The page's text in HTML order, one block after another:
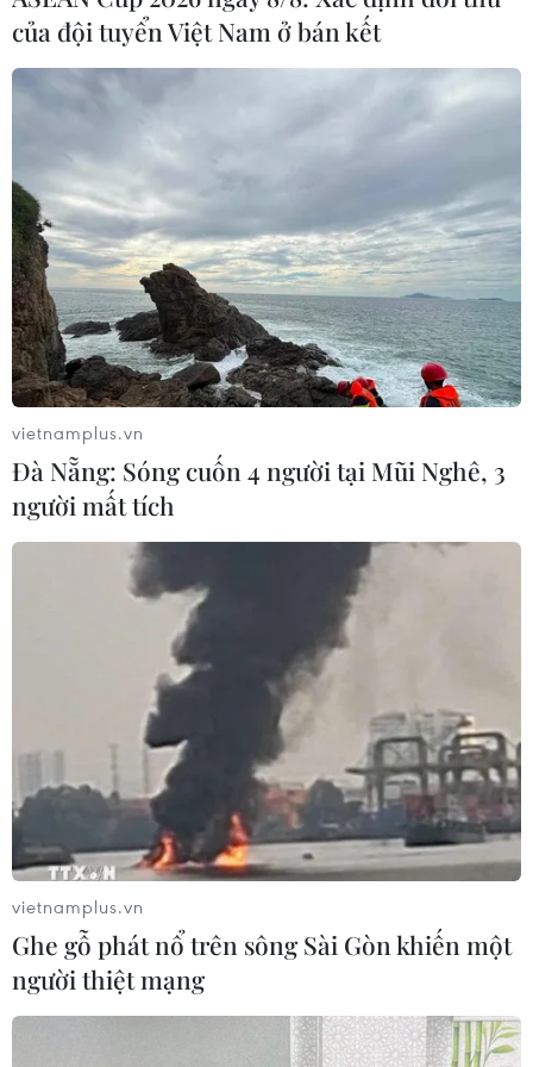
Năng lượng tiết kiệm và hiệu quả
12/12/2023 09:21
Giải thưởng báo chí tuyên truyền về Sử dụng Năng
lượng tiết kiệm và hiệu quả đóng góp tích cực cho công
tác nâng cao nhận thức của người dân, doanh nghiệp,
cơ quan Nhà nước ở lĩnh vực này.
của đội tuyển Việt Nam ở bán kết
vietnamplus.vn
Đà Nẵng: Sóng cuốn 4 người tại Mũi Nghê, 3
người mất tích
vietnamplus.vn
Ghe gỗ phát nổ trên sông Sài Gòn khiến một
người thiệt mạng